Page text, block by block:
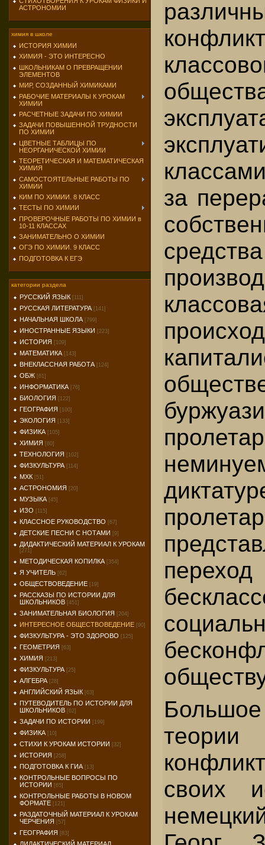
АСТРОНОМИИ
химия в школе
ИСТОРИЯ ХИМИИ
ХИМИЯ - ЭТО ИНТЕРЕСНО
ШКОЛЬНИКАМ О ПРЕВРАЩЕНИИ
ЭЛЕМЕНТОВ
МИР, СОЗДАННЫЙ ХИМИКАМИ
РАБОЧИЕ МАТЕРИАЛЫ К УРОКАМ
ХИМИИ
РАСЧЕТНЫЕ ЗАДАЧИ ПО ХИМИИ
ЗАДАЧИ ПОВЫШЕННОЙ ТРУДНОСТИ
ПО ХИМИИ
ЦВЕТНЫЕ ТАБЛИЦЫ ПО
НЕОРГАНИЧЕСКОЙ ХИМИИ
ТЕОРЕТИЧЕСКАЯ И МАТЕМАТИЧЕСКАЯ
ХИМИЯ
САМОСТОЯТЕЛЬНЫЕ РАБОТЫ ПО
ХИМИИ
КИМ ПО ХИМИИ. 8 КЛАСС
ТЕСТЫ ПО ХИМИИ
ПРОВЕРОЧНЫЕ РАБОТЫ ПО ХИМИИ в
10-11 КЛАССАХ
ЗАНИМАТЕЛЬНО О ХИМИИ
ОГЭ ПО ХИМИИ. 9 КЛАСС
ПОДГОТОВКА К ЕГЭ
категории раздела
РУССКИЙ ЯЗЫК [111]
РУССКАЯ ЛИТЕРАТУРА [141]
НАЧАЛЬНАЯ ШКОЛА [799]
ИНОСТРАННЫЕ ЯЗЫКИ [223]
ИСТОРИЯ [109]
МАТЕМАТИКА [143]
ВНЕКЛАССНАЯ РАБОТА [124]
ОБЖ [61]
ИНФОРМАТИКА [76]
БИОЛОГИЯ [122]
ГЕОГРАФИЯ [100]
ЭКОЛОГИЯ [133]
ФИЗИКА [105]
ХИМИЯ [80]
ТЕХНОЛОГИЯ [102]
ФИЗКУЛЬТУРА [114]
МХК [51]
АСТРОНОМИЯ [20]
МУЗЫКА [45]
ИЗО [115]
КЛАССНОЕ РУКОВОДСТВО [67]
ДЕТСКИЕ ПЕСНИ С НОТАМИ [9]
ДИДАКТИЧЕСКИЙ МАТЕРИАЛ К УРОКАМ
[271]
МЕТОДИЧЕСКАЯ КОПИЛКА [354]
Я УЧИТЕЛЬ [62]
ОБЩЕСТВОВЕДЕНИЕ [19]
РАССКАЗЫ ПО ИСТОРИИ ДЛЯ
ШКОЛЬНИКОВ [451]
ЗАНИМАТЕЛЬНАЯ БИОЛОГИЯ [204]
ИНТЕРЕСНОЕ ОБЩЕСТВОВЕДЕНИЕ [90]
ФИЗКУЛЬТУРА - ЭТО ЗДОРОВО [125]
ГЕОМЕТРИЯ [63]
ХИМИЯ [213]
ФИЗКУЛЬТУРА [25]
АЛГЕБРА [28]
АНГЛИЙСКИЙ ЯЗЫК [63]
ПУТЕВОДИТЕЛЬ ПО ИСТОРИИ ДЛЯ
ШКОЛЬНИКОВ [62]
ЗАДАЧИ ПО ИСТОРИИ [199]
ФИЗИКА [10]
СТИХИ К УРОКАМ ИСТОРИИ [32]
ИСТОРИЯ [258]
ПОДГОТОВКА К ГИА [13]
КОНТРОЛЬНЫЕ ВОПРОСЫ ПО
ИСТОРИИ [65]
КОНТРОЛЬНЫЕ РАБОТЫ В НОВОМ
ФОРМАТЕ [121]
РАЗДАТОЧНЫЙ МАТЕРИАЛ К УРОКАМ
ЧЕРЧЕНИЯ [57]
ГЕОГРАФИЯ [83]
за
средства
теории
своих